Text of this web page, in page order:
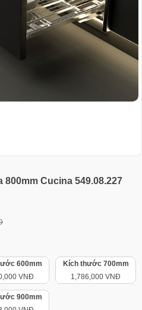
Cucina 549.08.227
600mm
VNĐ
Kích thước 700mm
1,786,000 VNĐ
900mm